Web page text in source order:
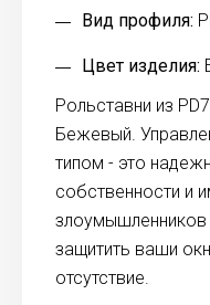
Вид профиля:
Цвет изделия:
Рольставни из
Бежевый.
типом - это
собственности и
злоумышленников
защитить ваши
отсутствие.